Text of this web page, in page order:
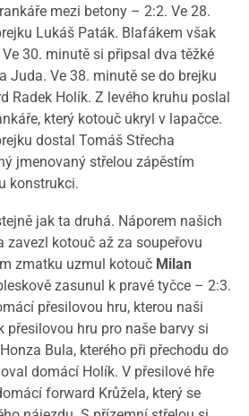
mezi betony – 2:2. Ve 28.
Lukáš Paták. Blafákem však
30. minutě si připsal dva těžké
Juda. Ve 38. minutě se do brejku
Radek Holík. Z levého kruhu poslal
který kotouč ukryl v lapačce.
dostal Tomáš Střecha
jmenovaný střelou zápěstím
konstrukci.
jak ta druhá. Náporem našich
zavezl kotouč až za soupeřovu
zmatku uzmul kotouč Milan
zasunul k pravé tyčce – 2:3.
přesilovou hru, kterou naši
přesilovou hru pro naše barvy si
Bula, kterého při přechodu do
domácí Holík. V přesilové hře
forward Krůžela, který se